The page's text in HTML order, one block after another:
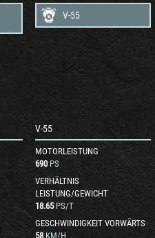
V-55
V-55
MOTORLEISTUNG
690 PS
VERHÄLTNIS
LEISTUNG/GEWICHT
18.65 PS/T
GESCHWINDIGKEIT VORWÄRTS
58 KM/H